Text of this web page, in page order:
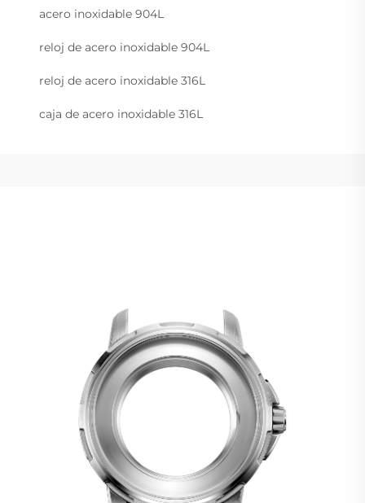
acero inoxidable 904L
reloj de acero inoxidable 904L
reloj de acero inoxidable 316L
caja de acero inoxidable 316L